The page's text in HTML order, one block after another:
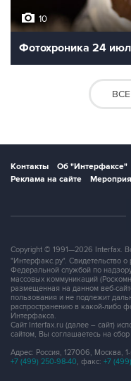
10
Фотохроника 24
Контакты Об "Интерфаксе"
Реклама на сайте
Copyright © 1991—2026 Interfax.
"Интерфакс.ру".
Федеральной службой по
массовых коммуникаций
размещенная на данном веб-
пользования и не подлежит
распространению в какой-либо
Интерфакса.
Сайт Interfax.ru (далее – сайт)
сайтом, Вы соглашаетесь на
Адрес: Россия, 127006, Москва,
+7 (499) 250-98-40, факс: +7